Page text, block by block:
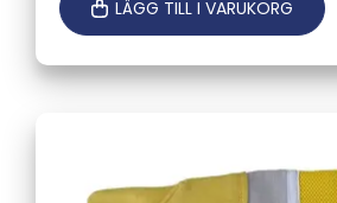
LÄGG TILL I VARUKORG